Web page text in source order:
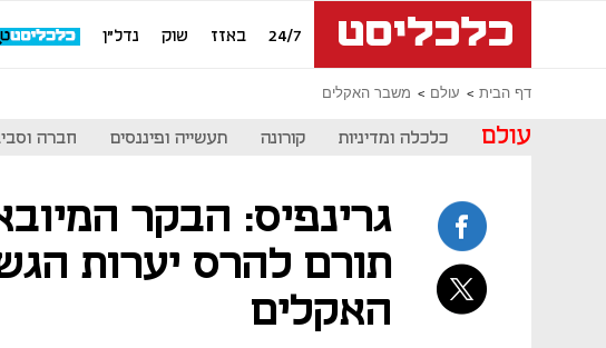
24/7 באזז שוק נדל"ן
דף הבית עולם משבר האקלים
עולם כלכלה ומדיניות קורונה תעשייה ופיננסים חברה
גרינפיס: הבקר
תורם להרס יערות
האקלים